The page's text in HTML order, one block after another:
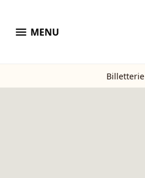
menu MENU
Billetterie